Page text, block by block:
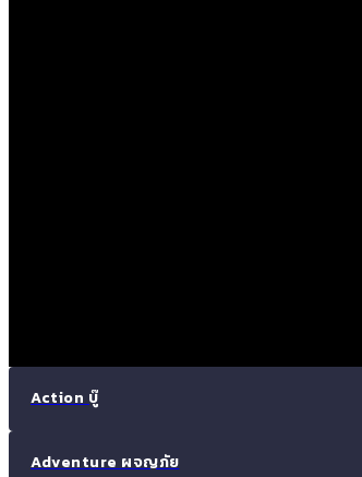
Action บู๊
Adventure ผจญภัย